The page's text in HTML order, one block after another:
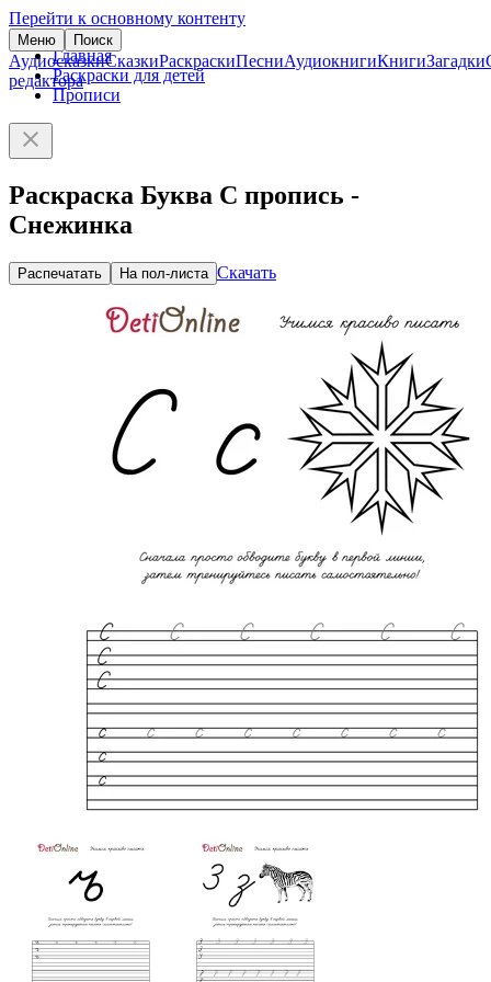
Перейти к основному контенту
Меню Поиск
АудиосказкиСказкиРаскраскиПесниАудиокнигиКнигиЗагадки
редактора
Главная
Раскраски для детей
Прописи
Раскраска Буква С пропись -
Снежинка
Распечатать На пол-листа Скачать